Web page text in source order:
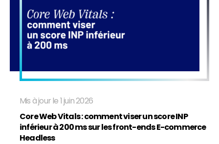
Mis à jour le 1 juin 2026
Core Web Vitals : comment viser un score INP
inférieur à 200 ms sur les front-ends E-commerce
Headless